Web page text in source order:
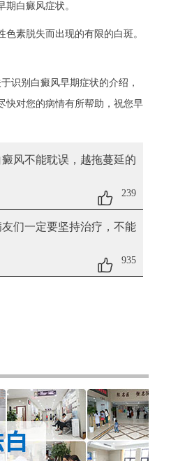
白癜风症状。
素脱失而出现的有限的白斑。
识别白癜风早期症状的介绍，
快对您的病情有所帮助，祝您早
风不能耽误，越拖蔓延的
239
们一定要坚持治疗，不能
935